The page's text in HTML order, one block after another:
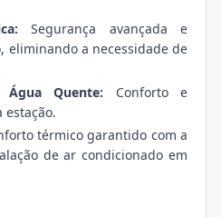
Segurança avançada e
eliminando a necessidade de
Quente: Conforto e
estação.
térmico garantido com a
de ar condicionado em